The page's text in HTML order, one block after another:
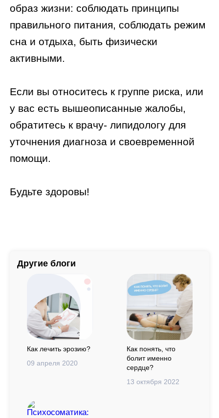
образ жизни: соблюдать принципы
правильного питания, соблюдать режим
сна и отдыха, быть физически
активными.
Если вы относитесь к группе риска, или
у вас есть вышеописанные жалобы,
обратитесь к врачу- липидологу для
уточнения диагноза и своевременной
помощи.
Будьте здоровы!
Другие блоги
Как лечить эрозию?
09 апреля 2020
Как понять, что
болит именно
сердце?
13 октября 2022